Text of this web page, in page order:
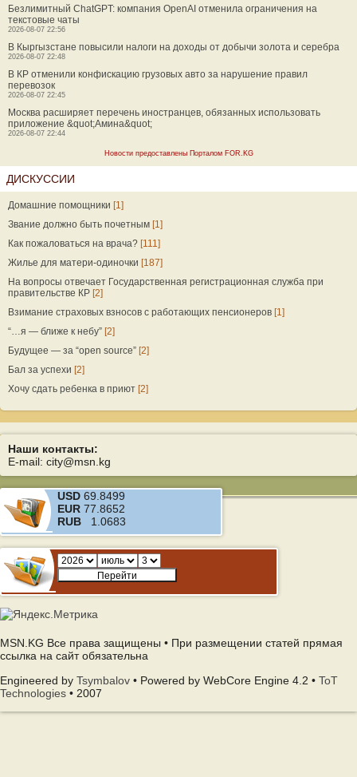
Безлимитный ChatGPT: компания OpenAI отменила ограничения на
текстовые чаты
2026-08-07 22:56
В Кыргызстане повысили налоги на доходы от добычи золота и серебра
2026-08-07 22:48
В КР отменили конфискацию грузовых авто за нарушение правил
перевозок
2026-08-07 22:45
Москва расширяет перечень иностранцев, обязанных использовать
приложение &quot;Амина&quot;
2026-08-07 22:44
Новости предоставлены Порталом FOR.KG
ДИСКУССИИ
Домашние помощники [1]
Звание должно быть почетным [1]
Как пожаловаться на врача? [111]
Жилье для матери-одиночки [187]
На вопросы отвечает Государственная регистрационная служба при
правительстве КР [2]
Взимание страховых взносов с работающих пенсионеров [1]
“…я — ближе к небу” [2]
Будущее — за “open source” [2]
Бал за успехи [2]
Хочу сдать ребенка в приют [2]
Наши контакты:
E-mail: city@msn.kg
USD 69.8499
EUR 77.8652
RUB 1.0683
MSN.KG Все права защищены • При размещении статей прямая
ссылка на сайт обязательна
Engineered by Tsymbalov • Powered by WebCore Engine 4.2 • ToT
Technologies • 2007